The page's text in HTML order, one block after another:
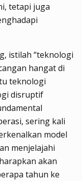
tetapi juga
istilah “teknologi
hangat di
teknologi
disruptif
sering kali
model
menjelajahi
akan
tahun ke